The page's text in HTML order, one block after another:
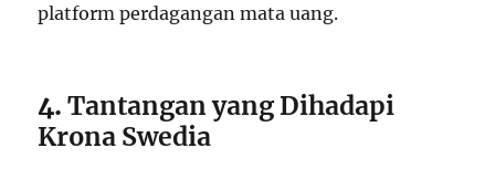
platform perdagangan mata uang.
4.Tantangan yang Dihadapi
Krona Swedia